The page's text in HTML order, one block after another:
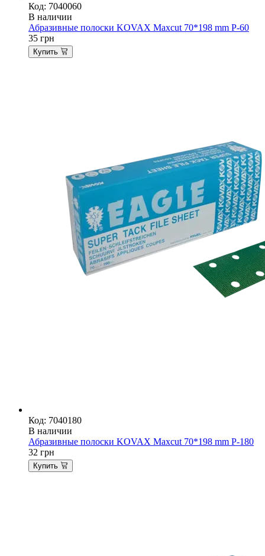
Код: 7040060
В наличии
Абразивные полоски KOVAX Maxcut 70*198 mm P-60
35 грн
Купить
Код: 7040180
В наличии
Абразивные полоски KOVAX Maxcut 70*198 mm P-180
32 грн
Купить